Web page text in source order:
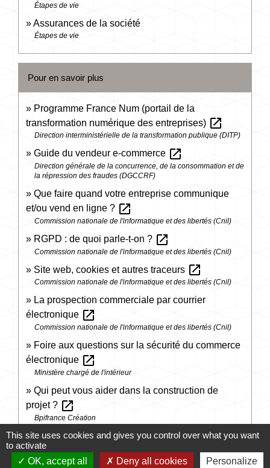
Étapes de vie
Assurances de la société
Étapes de vie
Pour en savoir plus
Programme France Num (portail de la
transformation numérique des entreprises) open_in_new
Direction interministérielle de la transformation publique (DITP)
Guide du vendeur e-commerce open_in_new
Direction générale de la concurrence, de la consommation et de
la répression des fraudes (DGCCRF)
Que faire quand votre entreprise communique
et/ou vend en ligne ? open_in_new
Commission nationale de l'informatique et des libertés (Cnil)
RGPD : de quoi parle-t-on ? open_in_new
Commission nationale de l'informatique et des libertés (Cnil)
Site web, cookies et autres traceurs open_in_new
Commission nationale de l'informatique et des libertés (Cnil)
La prospection commerciale par courrier
électronique open_in_new
Commission nationale de l'informatique et des libertés (Cnil)
Foire aux questions sur la sécurité du commerce
électronique open_in_new
Ministère chargé de l'intérieur
Qui peut vous aider dans la construction de
projet ? open_in_new
Bpifrance Création
Garanties du vendeur : tout savoir avant d'acheter
open_in_new
Institut national de la consommation (INC)
This site uses cookies and gives you control over what you want
to activate
OK, accept all
Deny all cookies Personalize